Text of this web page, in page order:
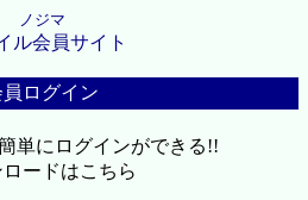
ノジマ
ル会員サイト
員ログイン
単にログインができる!!
ロードはこちら